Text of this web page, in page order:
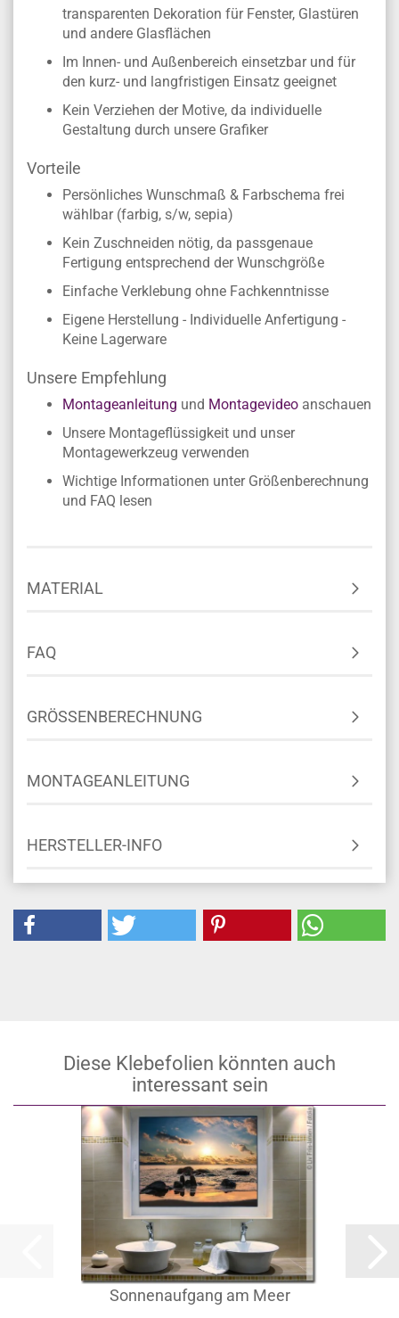
transparenten Dekoration für Fenster, Glastüren
und andere Glasflächen
Im Innen- und Außenbereich einsetzbar und für
den kurz- und langfristigen Einsatz geeignet
Kein Verziehen der Motive, da individuelle
Gestaltung durch unsere Grafiker
Vorteile
Persönliches Wunschmaß & Farbschema frei
wählbar (farbig, s/w, sepia)
Kein Zuschneiden nötig, da passgenaue
Fertigung entsprechend der Wunschgröße
Einfache Verklebung ohne Fachkenntnisse
Eigene Herstellung - Individuelle Anfertigung -
Keine Lagerware
Unsere Empfehlung
Montageanleitung und Montagevideo anschauen
Unsere Montageflüssigkeit und unser
Montagewerkzeug verwenden
Wichtige Informationen unter Größenberechnung
und FAQ lesen
MATERIAL
FAQ
GRÖSSENBERECHNUNG
MONTAGEANLEITUNG
HERSTELLER-INFO
Diese Klebefolien könnten auch
interessant sein
Sonnenaufgang am Meer